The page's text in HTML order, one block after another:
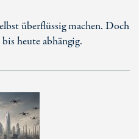
überflüssig machen. Doch
heute abhängig.